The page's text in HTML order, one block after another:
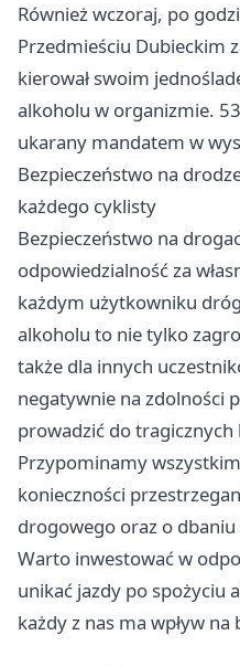
Również wczoraj, po
Przedmieściu Dubieckim
kierował swoim
alkoholu w organizmie.
ukarany mandatem w
Bezpieczeństwo na
każdego cyklisty
Bezpieczeństwo na
odpowiedzialność za
każdym użytkowniku
alkoholu to nie tylko
także dla innych
negatywnie na zdolności
prowadzić do tragicznych
Przypominamy
konieczności
drogowego oraz o
Warto inwestować w
unikać jazdy po spożyciu
każdy z nas ma wpływ